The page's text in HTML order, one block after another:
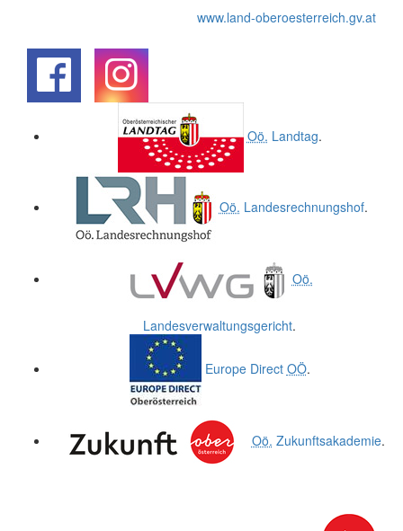
www.land-oberoesterreich.gv.at
Oö. Landtag.
Oö. Landesrechnungshof.
Oö.
Landesverwaltungsgericht.
Europe Direct OÖ.
Oö. Zukunftsakademie.